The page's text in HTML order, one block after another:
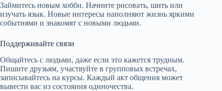
Займитесь новым хобби. Начните рисовать, шить или
изучать язык. Новые интересы наполняют жизнь яркими
событиями и знакомят с новыми людьми.
Поддерживайте связи
Общайтесь с людьми, даже если это кажется трудным.
Пишите друзьям, участвуйте в групповых встречах,
записывайтесь на курсы. Каждый акт общения может
вывести вас из состояния одиночества.